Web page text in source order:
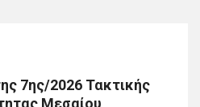
7ης/2026 Τακτικής
Μεσαίου